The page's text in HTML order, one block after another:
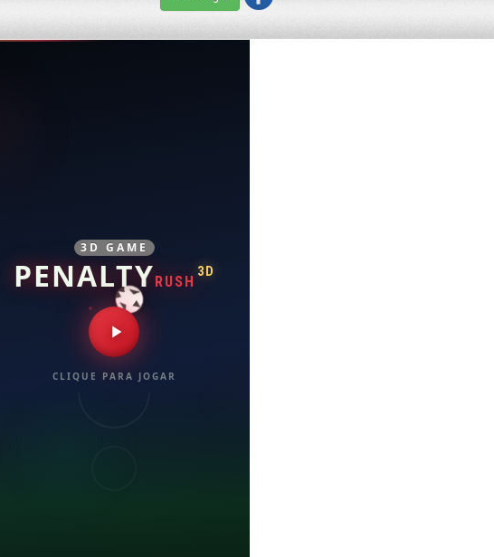
3D GAME
PENALTYRUSH
3D
CLIQUE PARA JOGAR